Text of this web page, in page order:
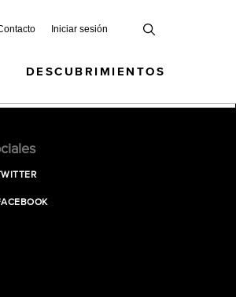
Iniciar sesión
DESCUBRIMIENTOS